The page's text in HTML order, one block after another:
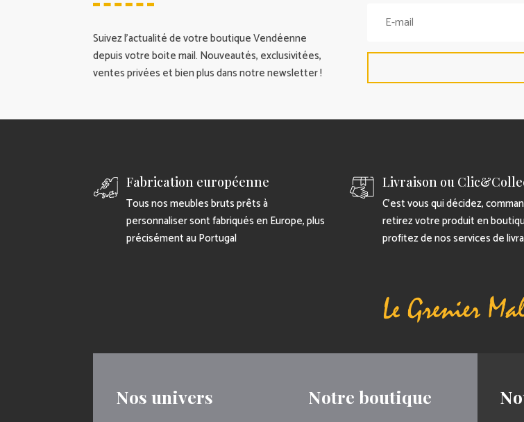
Suivez l’actualité de votre boutique Vendéenne
depuis votre boite mail. Nouveautés, exclusivitées,
ventes privées et bien plus dans notre newsletter !
Fabrication européenne
Tous nos meubles bruts prêts à
personnaliser sont fabriqués en Europe, plus
précisément au Portugal
Livraison ou
C’est vous qui décidez,
retirez votre produit en
profitez de nos services de
Nos univers Notre boutique